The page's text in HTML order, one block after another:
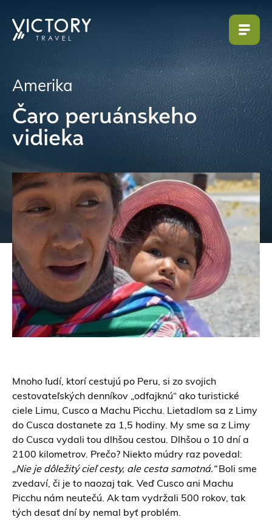
Amerika
Čaro peruánskeho
vidieka
Mnoho ľudí, ktorí cestujú po Peru, si zo svojich
cestovateľských denníkov „odfajknú“ ako turistické
ciele Limu, Cusco a Machu Picchu. Lietadlom sa z Limy
do Cusca dostanete za 1,5 hodiny. My sme sa z Limy
do Cusca vydali tou dlhšou cestou. Dlhšou o 10 dní a
2100 kilometrov. Prečo? Niekto múdry raz povedal:
„Nie je dôležitý cieľ cesty, ale cesta samotná.“Boli sme
zvedaví, či je to naozaj tak. Veď Cusco ani Machu
Picchu nám neutečú. Ak tam vydržali 500 rokov, tak
tých desať dní by nemal byť problém.